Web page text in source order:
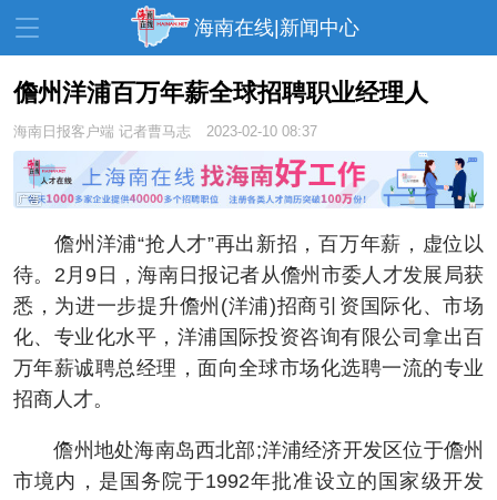
海南在线|新闻中心
资讯中心 热点 旅游
文体 消费 财经
家装 交通 美食
生活 演出 活动
展会 走读海南 周末去哪儿
人才在线
儋州洋浦百万年薪全球招聘职业经理人
海南日报客户端 记者曹马志 2023-02-10 08:37
儋州洋浦“抢人才”再出新招，百万年薪，虚位以
待。2月9日，海南日报记者从儋州市委人才发展局获
悉，为进一步提升儋州(洋浦)招商引资国际化、市场
化、专业化水平，洋浦国际投资咨询有限公司拿出百
万年薪诚聘总经理，面向全球市场化选聘一流的专业
招商人才。
儋州地处海南岛西北部;洋浦经济开发区位于儋州
市境内，是国务院于1992年批准设立的国家级开发